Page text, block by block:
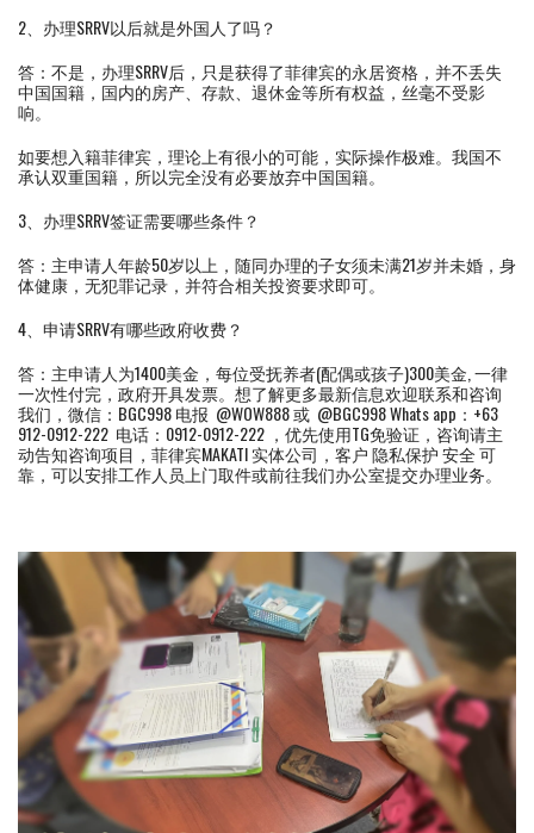
2、办理SRRV以后就是外国人了吗？
答：不是，办理SRRV后，只是获得了菲律宾的永居资格，并不丢失
中国国籍，国内的房产、存款、退休金等所有权益，丝毫不受影
响。
如要想入籍菲律宾，理论上有很小的可能，实际操作极难。我国不
承认双重国籍，所以完全没有必要放弃中国国籍。
3、办理SRRV签证需要哪些条件？
答：主申请人年龄50岁以上，随同办理的子女须未满21岁并未婚，身
体健康，无犯罪记录，并符合相关投资要求即可。
4、申请SRRV有哪些政府收费？
答：主申请人为1400美金，每位受抚养者(配偶或孩子)300美金, 一律
一次性付完，政府开具发票。想了解更多最新信息欢迎联系和咨询
我们，微信：BGC998 电报 @WOW888 或 @BGC998 Whats app：+63
912-0912-222 电话：0912-0912-222 ，优先使用TG免验证，咨询请主
动告知咨询项目，菲律宾MAKATI 实体公司，客户 隐私保护 安全 可
靠，可以安排工作人员上门取件或前往我们办公室提交办理业务。